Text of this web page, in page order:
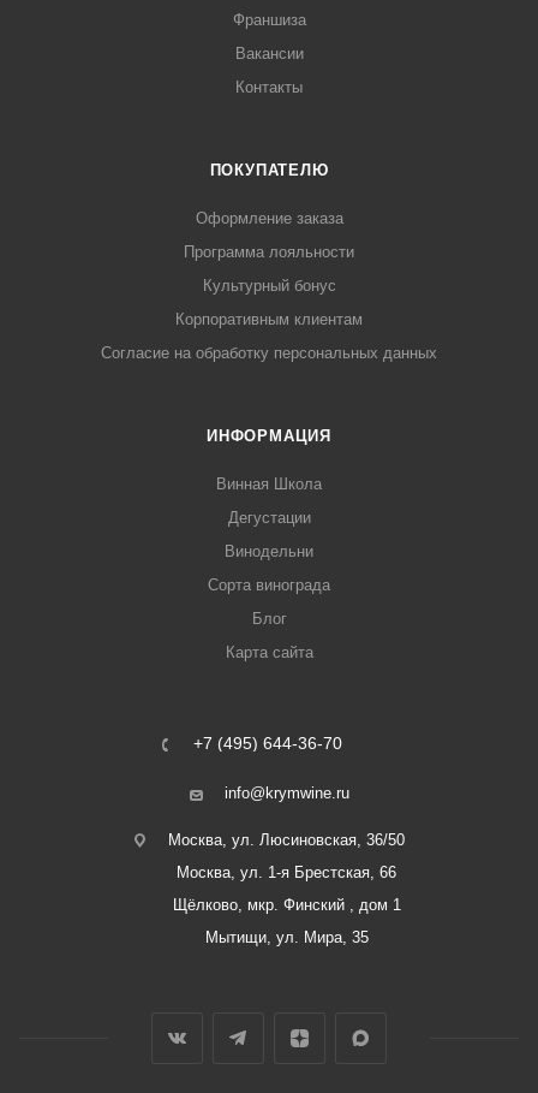
Франшиза
Вакансии
Контакты
ПОКУПАТЕЛЮ
Оформление заказа
Программа лояльности
Культурный бонус
Корпоративным клиентам
Согласие на обработку персональных данных
ИНФОРМАЦИЯ
Винная Школа
Дегустации
Винодельни
Сорта винограда
Блог
Карта сайта
+7 (495) 644-36-70
info@krymwine.ru
Москва, ул. Люсиновская, 36/50
Москва, ул. 1-я Брестская, 66
Щёлково, мкр. Финский , дом 1
Мытищи, ул. Мира, 35